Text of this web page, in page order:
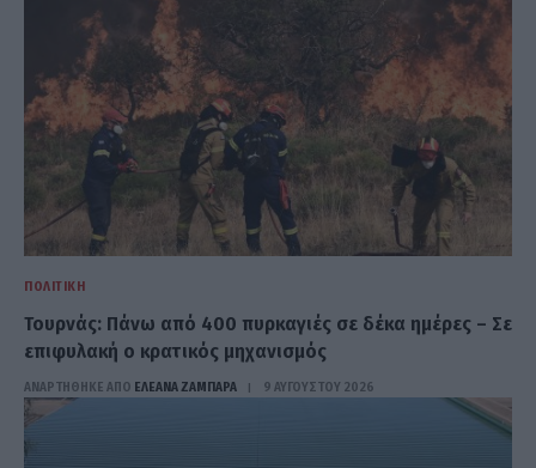
ΠΟΛΙΤΙΚΉ
Τουρνάς: Πάνω από 400 πυρκαγιές σε δέκα ημέρες – Σε
επιφυλακή ο κρατικός μηχανισμός
ΑΝΑΡΤΗΘΗΚΕ ΑΠΟ ΕΛΕΑΝΑ ΖΑΜΠΑΡΑ 9 ΑΥΓΟΎΣΤΟΥ 2026